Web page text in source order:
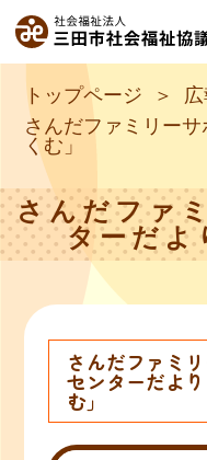
トップページ
さんだファミリー
くむ」
さんだファ
ターだよ
さんだファミ
センターだよ
む」